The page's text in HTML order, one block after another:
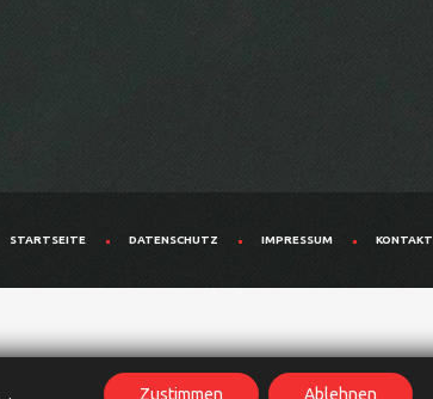
STARTSEITE DATENSCHUTZ IMPRESSUM KONTAKT
Zustimmen Ablehnen